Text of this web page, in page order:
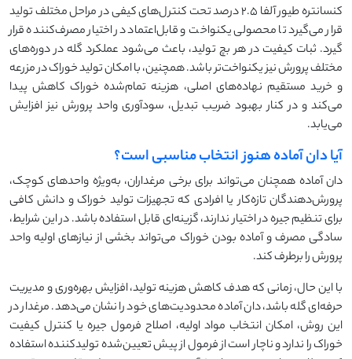
کنسانتره طیور آلفا 2.5 درصد تحت کنترل‌های کیفی در مراحل مختلف تولید
قرار می‌گیرد تا محصولی یکنواخت و قابل‌اعتماد در اختیار مصرف‌کننده قرار
گیرد. ثبات کیفیت در هر بچ تولید، باعث می‌شود عملکرد گله در دوره‌های
مختلف پرورش نیز یکنواخت‌تر باشد. همچنین، با امکان تولید خوراک در مزرعه
و خرید مستقیم نهاده‌های اصلی، هزینه تمام‌شده خوراک کاهش پیدا
می‌کند و در کنار بهبود ضریب تبدیل، سودآوری واحد پرورش نیز افزایش
می‌یابد.
آیا دان آماده هنوز انتخاب مناسبی است؟
دان آماده همچنان می‌تواند برای برخی مرغداران، به‌ویژه واحدهای کوچک،
پرورش‌دهندگان تازه‌کار یا افرادی که تجهیزات تولید خوراک و دانش کافی
برای تنظیم جیره در اختیار ندارند، گزینه‌ای قابل استفاده باشد. در این شرایط،
سادگی مصرف و آماده بودن خوراک می‌تواند بخشی از نیازهای اولیه واحد
پرورش را برطرف کند.
با این حال، زمانی که هدف کاهش هزینه تولید، افزایش بهره‌وری و مدیریت
حرفه‌ای گله باشد، دان آماده محدودیت‌های خود را نشان می‌دهد. مرغدار در
این روش، امکان انتخاب مواد اولیه، اصلاح فرمول جیره یا کنترل کیفیت
خوراک را ندارد و ناچار است از فرمول از پیش تعیین‌شده تولیدکننده استفاده